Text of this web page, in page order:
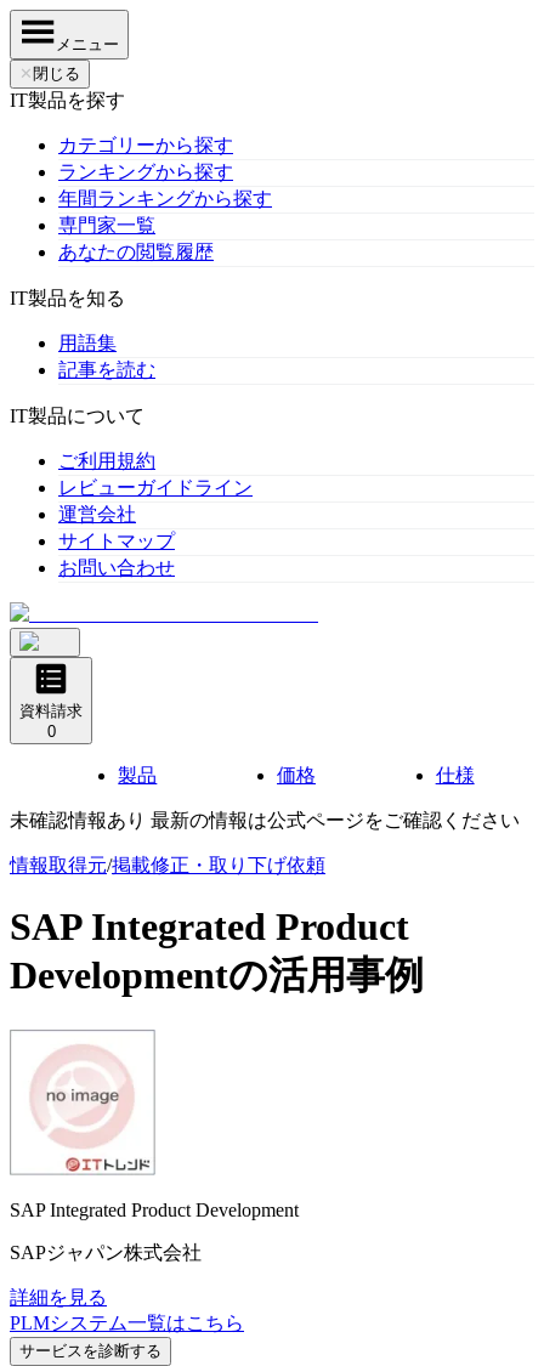
メニュー
✕ 閉じる
IT製品を探す
カテゴリーから探す
ランキングから探す
年間ランキングから探す
専門家一覧
あなたの閲覧履歴
IT製品を知る
用語集
記事を読む
IT製品について
ご利用規約
レビューガイドライン
運営会社
サイトマップ
お問い合わせ
資料請求
0
製品 価格 仕様
未確認情報あり 最新の情報は公式ページをご確認ください
情報取得元/掲載修正・取り下げ依頼
SAP Integrated Product
Developmentの活用事例
SAP Integrated Product Development
SAPジャパン株式会社
詳細を見る
PLMシステム一覧はこちら
サービスを診断する